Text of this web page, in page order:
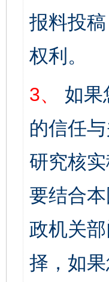
报料投
权利。
3、
如果
的信任
研究核
要结合
政机关
择，如